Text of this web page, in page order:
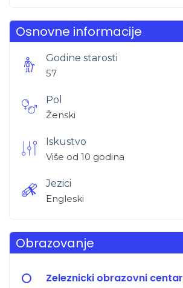
Osnovne informacije
Godine starosti
57
Pol
Ženski
Iskustvo
Više od 10 godina
Jezici
Engleski
Obrazovanje
Zeleznicki obrazovni centar